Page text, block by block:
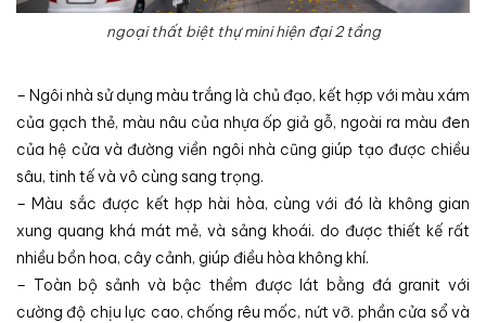
ngoại thất biệt thự mini hiện đại 2 tầng
– Ngôi nhà sử dụng màu trắng là chủ đạo, kết hợp với màu xám
của gạch thẻ, màu nâu của nhựa ốp giả gỗ, ngoài ra màu đen
của hệ cửa và đường viền ngôi nhà cũng giúp tạo được chiều
sâu, tinh tế và vô cùng sang trọng.
– Màu sắc được kết hợp hài hòa, cùng với đó là không gian
xung quang khá mát mẻ, và sảng khoái. do được thiết kế rất
nhiều bồn hoa, cây cảnh, giúp điều hòa không khí.
– Toàn bộ sảnh và bậc thềm được lát bằng đá granit với
cường độ chịu lực cao, chống rêu mốc, nứt vỡ. phần cửa sổ và